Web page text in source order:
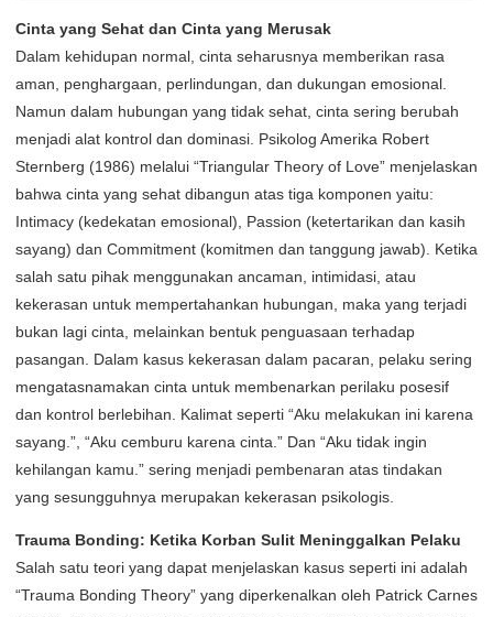
Cinta yang Sehat dan Cinta yang Merusak
Dalam kehidupan normal, cinta seharusnya memberikan rasa
aman, penghargaan, perlindungan, dan dukungan emosional.
Namun dalam hubungan yang tidak sehat, cinta sering berubah
menjadi alat kontrol dan dominasi. Psikolog Amerika Robert
Sternberg (1986) melalui “Triangular Theory of Love” menjelaskan
bahwa cinta yang sehat dibangun atas tiga komponen yaitu:
Intimacy (kedekatan emosional), Passion (ketertarikan dan kasih
sayang) dan Commitment (komitmen dan tanggung jawab). Ketika
salah satu pihak menggunakan ancaman, intimidasi, atau
kekerasan untuk mempertahankan hubungan, maka yang terjadi
bukan lagi cinta, melainkan bentuk penguasaan terhadap
pasangan. Dalam kasus kekerasan dalam pacaran, pelaku sering
mengatasnamakan cinta untuk membenarkan perilaku posesif
dan kontrol berlebihan. Kalimat seperti “Aku melakukan ini karena
sayang.”, “Aku cemburu karena cinta.” Dan “Aku tidak ingin
kehilangan kamu.” sering menjadi pembenaran atas tindakan
yang sesungguhnya merupakan kekerasan psikologis.
Trauma Bonding: Ketika Korban Sulit Meninggalkan Pelaku
Salah satu teori yang dapat menjelaskan kasus seperti ini adalah
“Trauma Bonding Theory” yang diperkenalkan oleh Patrick Carnes